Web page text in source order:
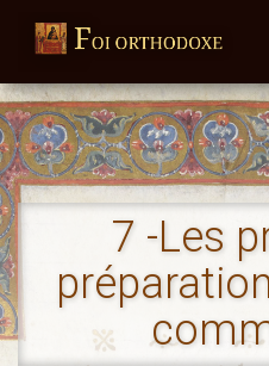
7 -Les